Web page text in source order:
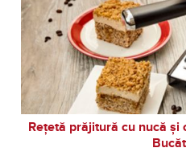
Rețetă prăjitură cu nucă și